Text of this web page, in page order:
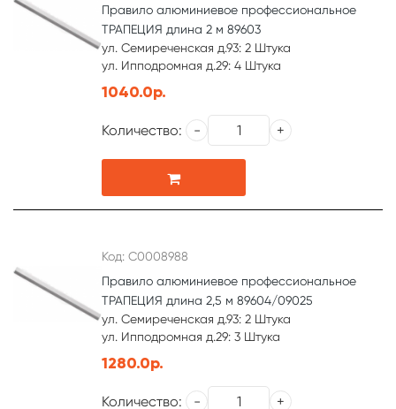
Правило алюминиевое профессиональное
ТРАПЕЦИЯ длина 2 м 89603
ул. Семиреченская д.93: 2 Штука
ул. Ипподромная д.29: 4 Штука
1040.0р.
Количество:
Код: С0008988
Правило алюминиевое профессиональное
ТРАПЕЦИЯ длина 2,5 м 89604/09025
ул. Семиреченская д.93: 2 Штука
ул. Ипподромная д.29: 3 Штука
1280.0р.
Количество: